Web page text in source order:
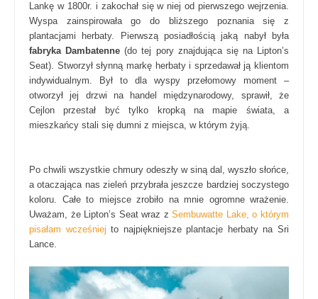
Lankę w 1800r. i zakochał się w niej od pierwszego wejrzenia.
Wyspa zainspirowała go do bliższego poznania się z
plantacjami herbaty. Pierwszą posiadłością jaką nabył była
fabryka Dambatenne (do tej pory znajdująca się na Lipton’s
Seat). Stworzył słynną markę herbaty i sprzedawał ją klientom
indywidualnym. Był to dla wyspy przełomowy moment –
otworzył jej drzwi na handel międzynarodowy, sprawił, że
Cejlon przestał być tylko kropką na mapie świata, a
mieszkańcy stali się dumni z miejsca, w którym żyją.
Po chwili wszystkie chmury odeszły w siną dal, wyszło słońce,
a otaczająca nas zieleń przybrała jeszcze bardziej soczystego
koloru. Całe to miejsce zrobiło na mnie ogromne wrażenie.
Uważam, że Lipton’s Seat wraz zSembuwatte Lake, o którym
pisałam wcześniej to najpiękniejsze plantacje herbaty na Sri
Lance.